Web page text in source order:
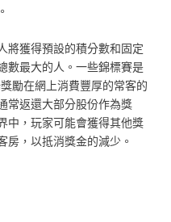
將獲得預設的積分數和固定
數最大的人。一些錦標賽是
勵在網上消費豐厚的常客的
常返還大部分股份作為獎
中，玩家可能會獲得其他獎
房，以抵消獎金的減少。